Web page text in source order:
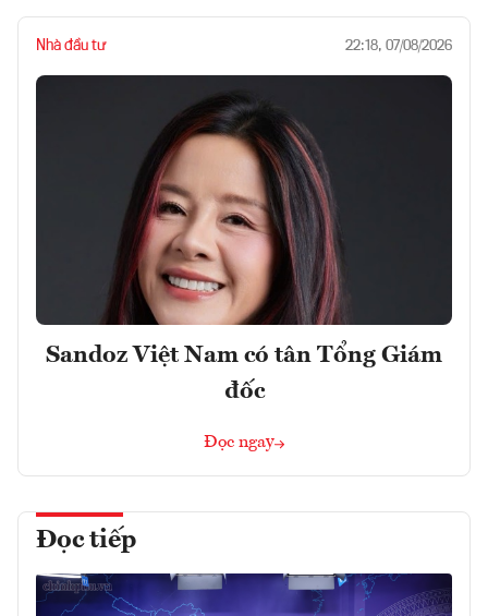
Nhà đầu tư 22:18, 07/08/2026
Sandoz Việt Nam có tân Tổng Giám
đốc
Đọc ngay
Đọc tiếp